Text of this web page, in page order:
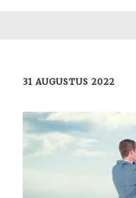
31 AUGUSTUS 2022